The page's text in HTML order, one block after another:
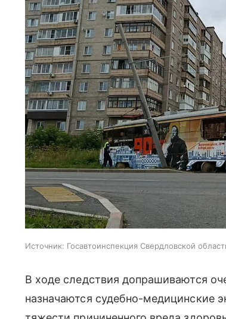
Источник: Госавтоинспекция Свердловской
В ходе следствия допрашиваются
назначаются судебно-медицинские